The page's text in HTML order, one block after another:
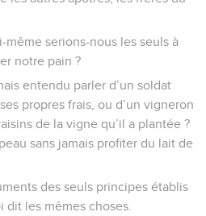
même serions-nous les seuls à
notre pain ?
entendu parler d’un soldat
propres frais, ou d’un vigneron
de la vigne qu’il a plantée ?
sans jamais profiter du lait de
des seuls principes établis
dit les mêmes choses.